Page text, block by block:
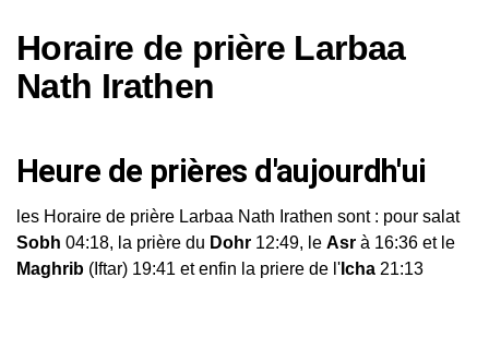
Horaire de prière Larbaa
Nath Irathen
Heure de prières d'aujourdh'ui
les Horaire de prière Larbaa Nath Irathen sont : pour salat
Sobh 04:18, la prière du Dohr 12:49, le Asr à 16:36 et le
Maghrib (Iftar) 19:41 et enfin la priere de l' Icha 21:13